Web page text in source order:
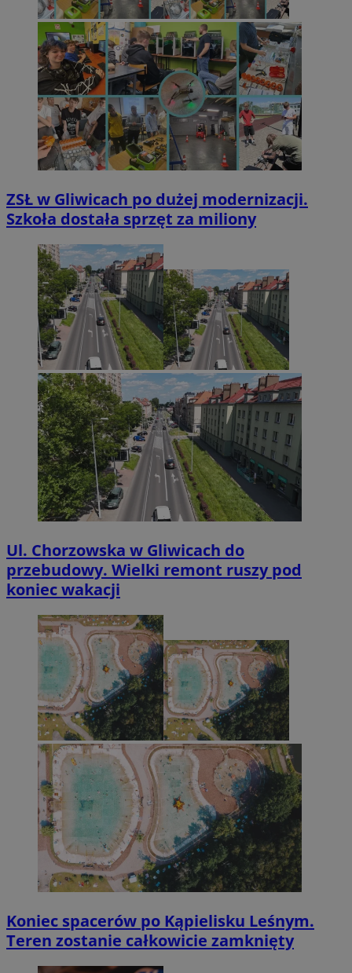
ZSŁ w Gliwicach po dużej modernizacji.
Szkoła dostała sprzęt za miliony
Ul. Chorzowska w Gliwicach do
przebudowy. Wielki remont ruszy pod
koniec wakacji
Koniec spacerów po Kąpielisku Leśnym.
Teren zostanie całkowicie zamknięty